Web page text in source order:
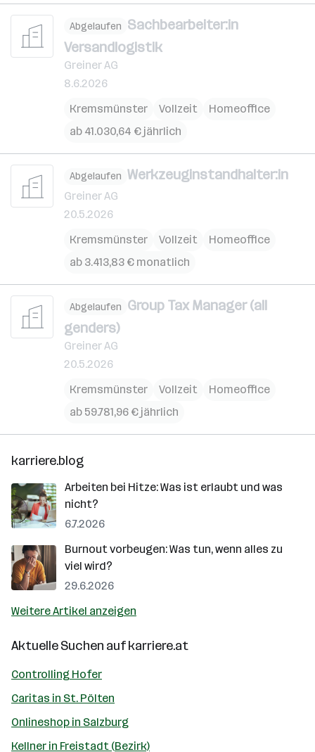
Abgelaufen Sachbearbeiter:in
Versandlogistik
Greiner AG
8.6.2026
Kremsmünster
Vollzeit
Homeoffice
ab 41.030,64 € jährlich
Abgelaufen Werkzeuginstandhalter:in
Greiner AG
20.5.2026
Kremsmünster
Vollzeit
Homeoffice
ab 3.413,83 € monatlich
Abgelaufen Group Tax Manager (all
genders)
Greiner AG
20.5.2026
Kremsmünster
Vollzeit
Homeoffice
ab 59.781,96 € jährlich
karriere.blog
Arbeiten bei Hitze: Was ist erlaubt und was
nicht?
6.7.2026
Burnout vorbeugen: Was tun, wenn alles zu
viel wird?
29.6.2026
Weitere Artikel anzeigen
Aktuelle Suchen aufkarriere.at
Controlling Hofer
Caritas in St. Pölten
Onlineshop in Salzburg
Kellner in Freistadt (Bezirk)